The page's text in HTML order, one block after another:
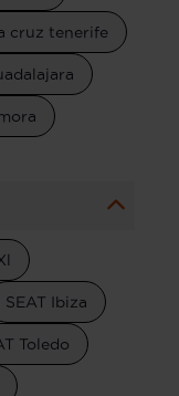
cruz tenerife
SEAT Ibiza
Toledo